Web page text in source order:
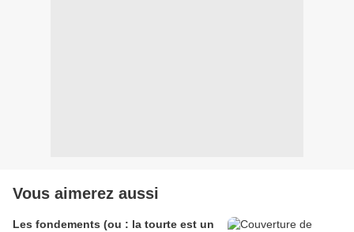
Vous aimerez aussi
Les fondements (ou : la tourte est un